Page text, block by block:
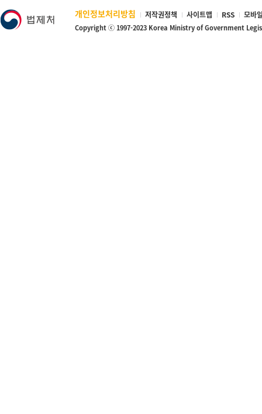
개인정보처리방침 저작권정책 사이트맵 RSS 모바
Copyright ⓒ 1997-2023 Korea Ministry of Government